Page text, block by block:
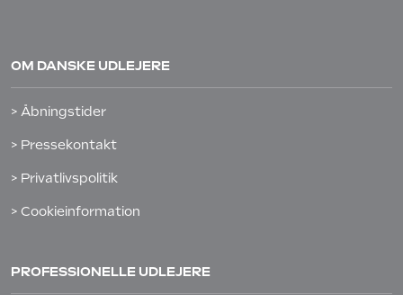
OM DANSKE UDLEJERE
> Åbningstider
> Pressekontakt
> Privatlivspolitik
> Cookieinformation
PROFESSIONELLE UDLEJERE